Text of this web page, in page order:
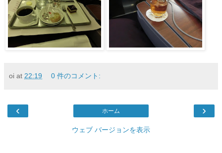
oi at 22:19 0 件のコメント:
‹ ›
ホーム
ウェブ バージョンを表示